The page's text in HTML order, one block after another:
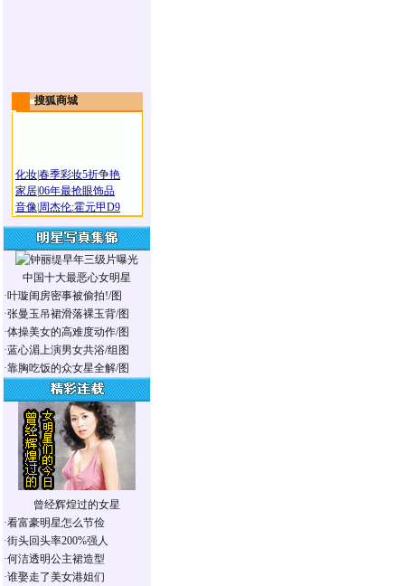
搜狐商城
化妆春季彩妆5折争艳
家居06年最抢眼饰品
音像 周杰伦:霍元甲D9
中国十大最恶心女明星
·叶璇闺房密事被偷拍!/图
·张曼玉吊裙滑落裸玉背/图
·体操美女的高难度动作/图
·蓝心湄上演男女共浴/组图
·靠胸吃饭的众女星全解/图
曾经辉煌过的女星
·看富豪明星怎么节俭
·街头回头率200%强人
·何洁透明公主裙造型
·谁娶走了美女港姐们